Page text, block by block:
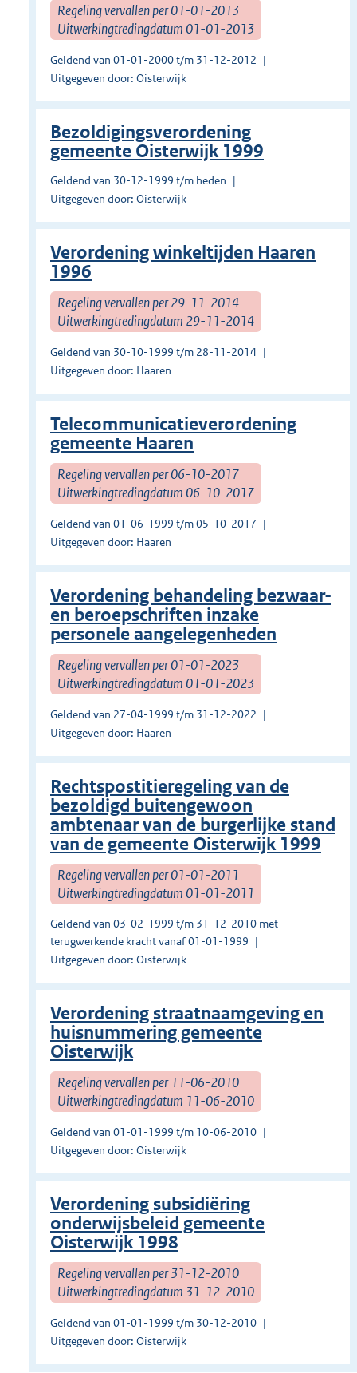
Regeling vervallen per 01-01-2013
Uitwerkingtredingdatum 01-01-2013
Geldend van 01-01-2000 t/m 31-12-2012
Uitgegeven door: Oisterwijk
Bezoldigingsverordening
gemeente Oisterwijk 1999
Geldend van 30-12-1999 t/m heden
Uitgegeven door: Oisterwijk
Verordening winkeltijden Haaren
1996
Regeling vervallen per 29-11-2014
Uitwerkingtredingdatum 29-11-2014
Geldend van 30-10-1999 t/m 28-11-2014
Uitgegeven door: Haaren
Telecommunicatieverordening
gemeente Haaren
Regeling vervallen per 06-10-2017
Uitwerkingtredingdatum 06-10-2017
Geldend van 01-06-1999 t/m 05-10-2017
Uitgegeven door: Haaren
Verordening behandeling bezwaar-
en beroepschriften inzake
personele aangelegenheden
Regeling vervallen per 01-01-2023
Uitwerkingtredingdatum 01-01-2023
Geldend van 27-04-1999 t/m 31-12-2022
Uitgegeven door: Haaren
Rechtspostitieregeling van de
bezoldigd buitengewoon
ambtenaar van de burgerlijke stand
van de gemeente Oisterwijk 1999
Regeling vervallen per 01-01-2011
Uitwerkingtredingdatum 01-01-2011
Geldend van 03-02-1999 t/m 31-12-2010 met
terugwerkende kracht vanaf 01-01-1999
Uitgegeven door: Oisterwijk
Verordening straatnaamgeving en
huisnummering gemeente
Oisterwijk
Regeling vervallen per 11-06-2010
Uitwerkingtredingdatum 11-06-2010
Geldend van 01-01-1999 t/m 10-06-2010
Uitgegeven door: Oisterwijk
Verordening subsidiëring
onderwijsbeleid gemeente
Oisterwijk 1998
Regeling vervallen per 31-12-2010
Uitwerkingtredingdatum 31-12-2010
Geldend van 01-01-1999 t/m 30-12-2010
Uitgegeven door: Oisterwijk